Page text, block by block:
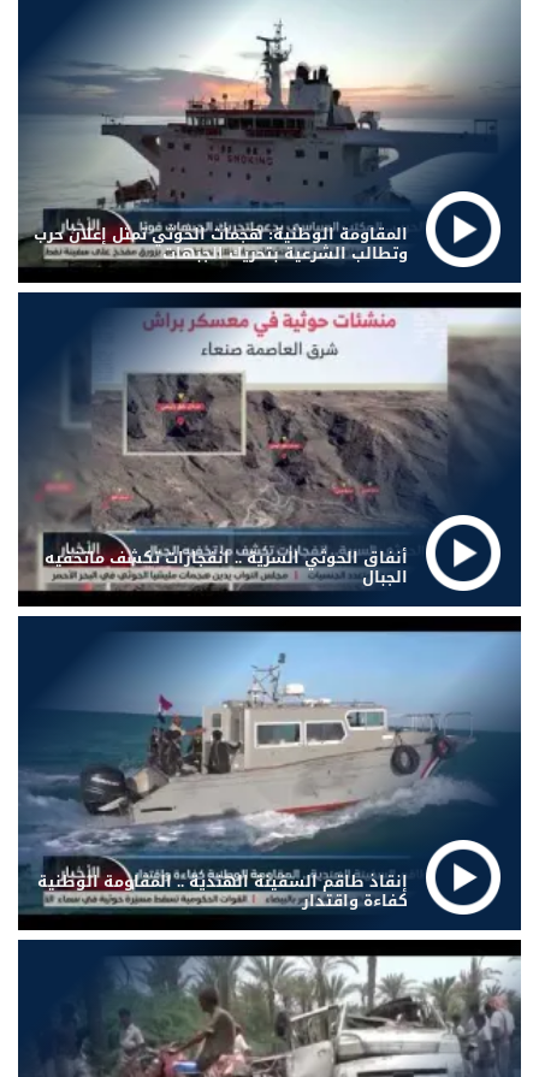
المقاومة الوطنية: هجمات الحوثي تمثل إعلان حرب
وتطالب الشرعية بتحريك الجبهات
أنفاق الحوثي السرية .. انفجارات تكشف ماتخفيه
الجبال
إنقاذ طاقم السفينة الهندية .. المقاومة الوطنية
كفاءة واقتدار